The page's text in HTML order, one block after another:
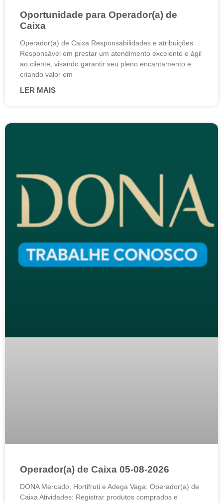
Oportunidade para Operador(a) de
Caixa
Operador(a) de Caixa Responsabilidades e atribuições
Responsável em prestar um atendimento excelente e ágil
ao cliente, visando garantir seu pleno encantamento e
criando valor em
LER MAIS
Operador(a) de Caixa 05-08-2026
DONA Mercado, Hortifruti e Adega Vaga: Operador(a) de
Caixa Atividades: Registrar produtos comprados e